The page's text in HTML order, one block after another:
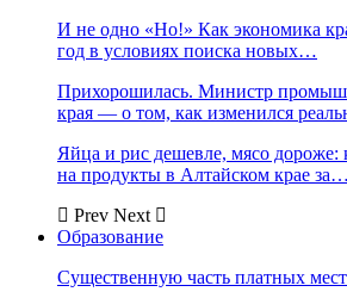
И не одно «Но!» Как экономика
год в условиях поиска новых…
Прихорошилась. Министр
края — о том, как изменился
Яйца и рис дешевле, мясо дороже:
на продукты в Алтайском крае за…
Prev Next
Образование
Существенную часть платных мест